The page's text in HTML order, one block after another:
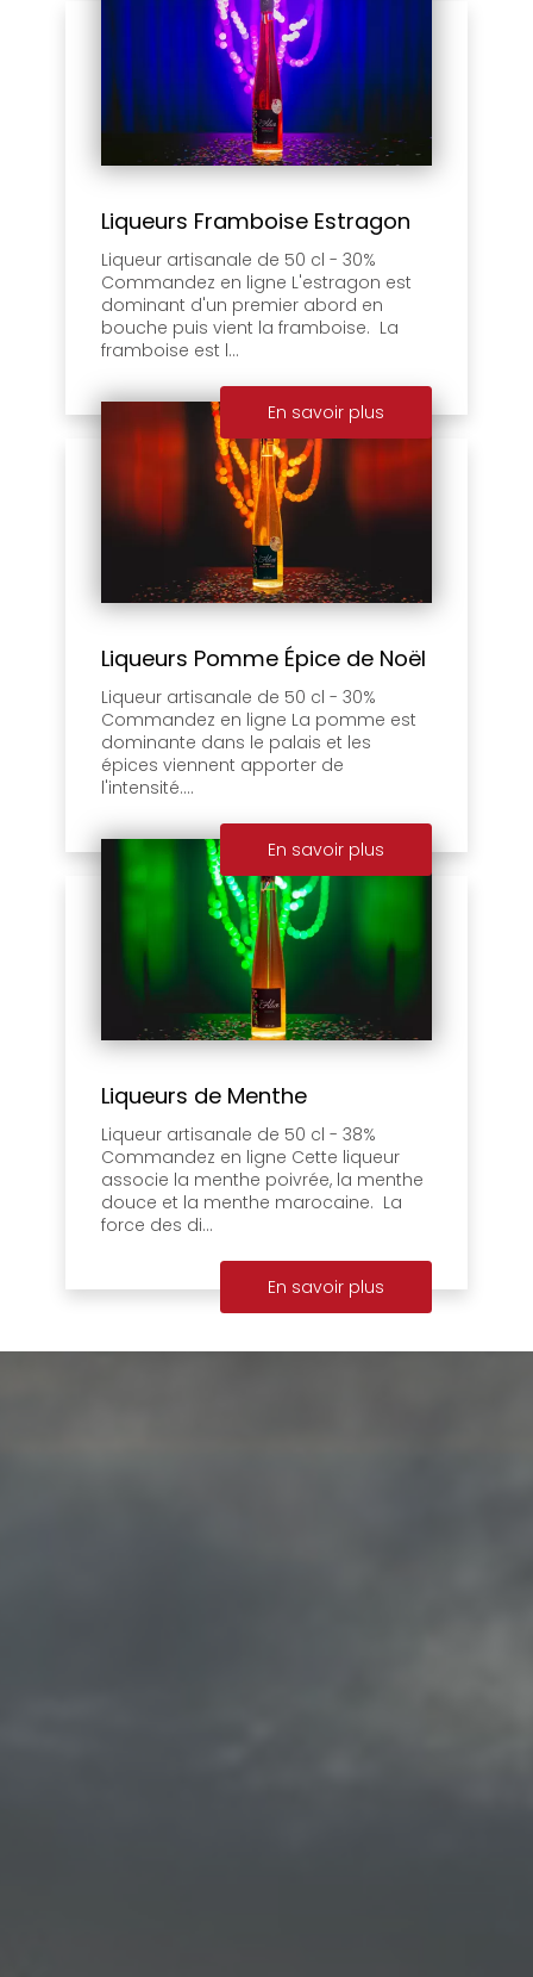
Liqueurs Framboise Estragon
Liqueur artisanale de 50 cl - 30%
Commandez en ligne L'estragon est
dominant d'un premier abord en
bouche puis vient la framboise. La
framboise est l...
En savoir plus
Liqueurs Pomme Épice de Noël
Liqueur artisanale de 50 cl - 30%
Commandez en ligne La pomme est
dominante dans le palais et les
épices viennent apporter de
l'intensité....
En savoir plus
Liqueurs de Menthe
Liqueur artisanale de 50 cl - 38%
Commandez en ligne Cette liqueur
associe la menthe poivrée, la menthe
douce et la menthe marocaine. La
force des di...
En savoir plus